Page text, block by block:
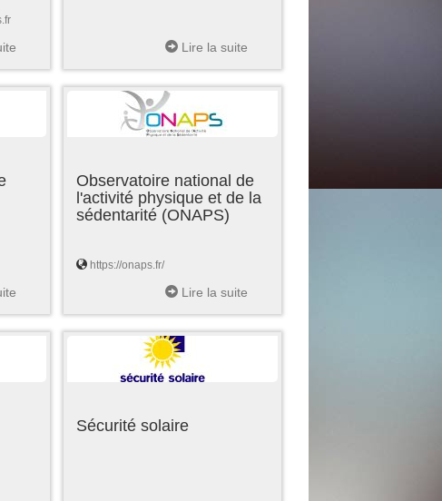
Lire la suite
Observatoire national de
l'activité physique et de la
sédentarité (ONAPS)
https://onaps.fr/
Lire la suite
Sécurité solaire